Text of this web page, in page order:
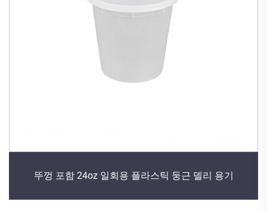
뚜껑 포함 24oz 일회용 플라스틱 둥근 델리 용기